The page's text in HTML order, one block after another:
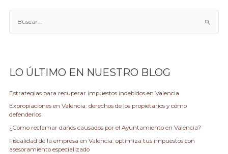
r
o
r
LO ÚLTIMO EN NUESTRO BLOG
Estrategias para recuperar impuestos indebidos en Valencia
Expropiaciones en Valencia: derechos de los propietarios y cómo
defenderlos
¿Cómo reclamar daños causados por el Ayuntamiento en Valencia?
Fiscalidad de la empresa en Valencia: optimiza tus impuestos con
asesoramiento especializado